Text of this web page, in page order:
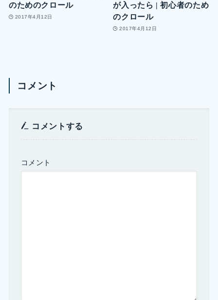
のためのクロール
2017年4月12日
が入ったら | 初心者のため
のクロール
2017年4月12日
コメント
コメントする
コメント